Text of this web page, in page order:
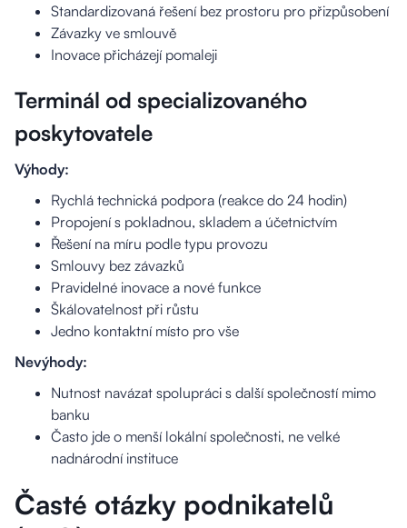
Standardizovaná řešení bez prostoru pro přizpůsobení
Závazky ve smlouvě
Inovace přicházejí pomaleji
Terminál od specializovaného
poskytovatele
Výhody:
Rychlá technická podpora (reakce do 24 hodin)
Propojení s pokladnou, skladem a účetnictvím
Řešení na míru podle typu provozu
Smlouvy bez závazků
Pravidelné inovace a nové funkce
Škálovatelnost při růstu
Jedno kontaktní místo pro vše
Nevýhody:
Nutnost navázat spolupráci s další společností mimo
banku
Často jde o menší lokální společnosti, ne velké
nadnárodní instituce
Časté otázky podnikatelů